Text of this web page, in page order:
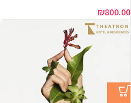
₪800.00